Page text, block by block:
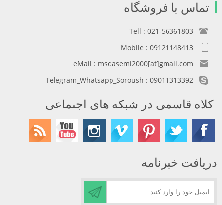
تماس با فروشگاه
Tell : 021-56361803
Mobile : 09121148413
eMail : msqasemi2000[at]gmail.com
Telegram_Whatsapp_Soroush : 09011313392
کلاه قاسمی در شبکه های اجتماعی
دریافت خبرنامه